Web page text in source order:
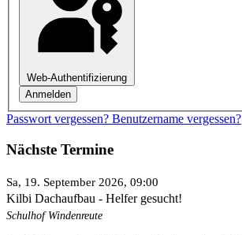
Web-Authentifizierung
Anmelden
Passwort vergessen? Benutzername vergessen?
Nächste Termine
Sa, 19. September 2026, 09:00
Kilbi Dachaufbau - Helfer gesucht!
Schulhof Windenreute